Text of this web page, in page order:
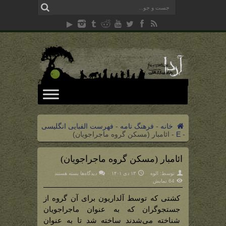
خانه - فرهنگ نامه - فهرست الفبایی انگلیسی
-
E
- ائامبار (مسکن گروه ماجراجویان)
ائامبار (مسکن گروه ماجراجویان)
توسط: الوه ۱۳ دی ۱۴۰۱ دیدگاه‌ها برای
گروه
ماجراجویان)
بسته هستند
64 نمایش
کشتی که توسط آلداریون برای آن گروه از
جستجوگران که به عنوان ماجراجویان
شناخته می‌شدند ساخته شد تا به عنوان